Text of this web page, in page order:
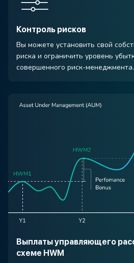
Выплаты управляющего
схеме HWM
Контроль рисков
Вы можете установить свой
риска и ограничить уровень
совершенного риск-менеджмента.